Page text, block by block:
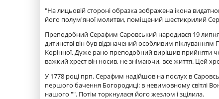
"На лицьовій стороні образка зображена ікона
його полум'яної молитви, поміщений шестикрилий
Преподобний Серафим Саровський народився 19
дитинстві він був відзначений особливим піклуванням
Корінної. Дуже рано преподобний вирішив прийняти
важкий хрест він носив, не знімаючи, все життя. Цей
У 1778 році прп. Серафим надійшов на послух в
першого бачення Богородиці: в невимовному світлі
нашого "". Потім торкнулася його жезлом і зцілила.